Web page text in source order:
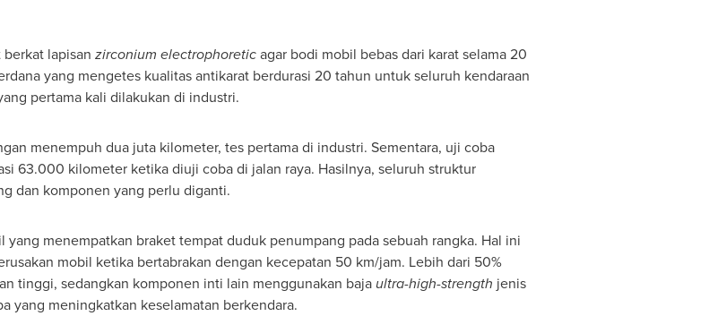
lapisan zirconium electrophoreticagar bodi mobil bebas dari karat selama 20
yang mengetes kualitas antikarat berdurasi 20 tahun untuk seluruh kendaraan
pertama kali dilakukan di industri.
menempuh dua juta kilometer, tes pertama di industri. Sementara, uji coba
63.000 kilometer ketika diuji coba di jalan raya. Hasilnya, seluruh struktur
dan komponen yang perlu diganti.
menempatkan braket tempat duduk penumpang pada sebuah rangka. Hal ini
mobil ketika bertabrakan dengan kecepatan 50 km/jam. Lebih dari 50%
tinggi, sedangkan komponen inti lain menggunakan bajaultra-high-strength jenis
yang meningkatkan keselamatan berkendara.